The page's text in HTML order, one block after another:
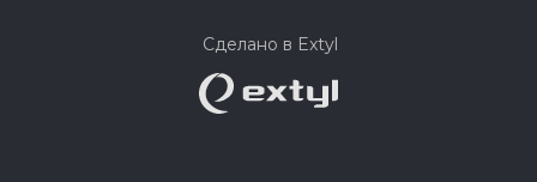
Сделано в Extyl